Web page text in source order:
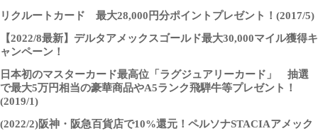
リクルートカード 最大28,000円分ポイントプレゼント！(2017/5)
【2022/8最新】デルタアメックスゴールド最大30,000マイル獲得キ
ャンペーン！
日本初のマスターカード最高位「ラグジュアリーカード」 抽選
で最大5万円相当の豪華商品やA5ランク飛騨牛等プレゼント！
(2019/1)
(2022/2)阪神・阪急百貨店で10%還元！ペルソナSTACIAアメック